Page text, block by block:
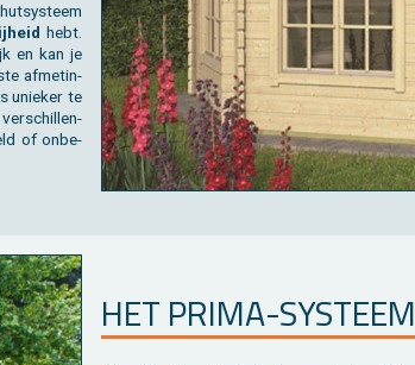
hebt.
en kan je
af­me­tin­
unie­ker te
ver­schil­len­
of on­be­
HET PRIMA-SYS­TEEM